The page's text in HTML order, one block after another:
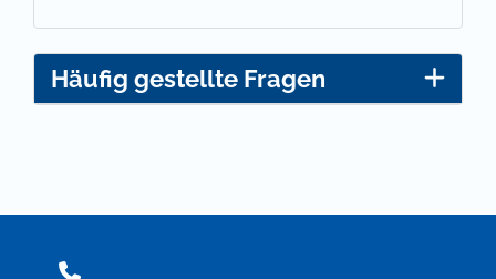
Häufig gestellte Fragen